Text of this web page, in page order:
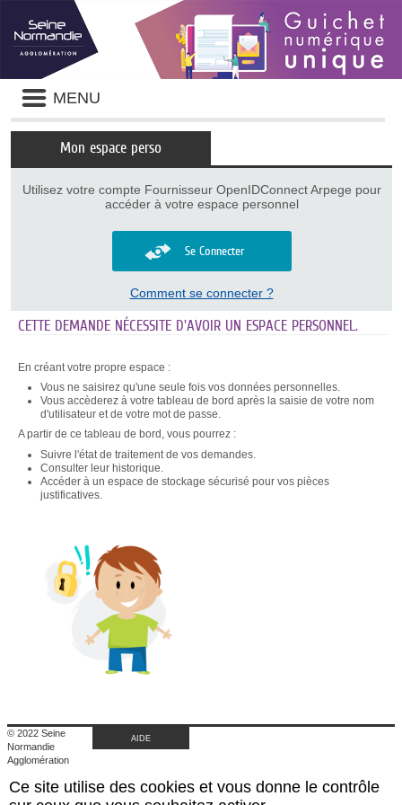
Liste
des
avertissements
MENU
Mon espace perso
Utilisez votre compte Fournisseur OpenIDConnect Arpege pour
accéder à votre espace personnel
Se Connecter
Comment se connecter ?
CETTE DEMANDE NÉCESSITE D'AVOIR UN ESPACE PERSONNEL.
En créant votre propre espace :
Vous ne saisirez qu'une seule fois vos données personnelles.
Vous accèderez à votre tableau de bord après la saisie de votre nom
d'utilisateur et de votre mot de passe.
A partir de ce tableau de bord, vous pourrez :
Suivre l'état de traitement de vos demandes.
Consulter leur historique.
Accéder à un espace de stockage sécurisé pour vos pièces
justificatives.
© 2022 Seine
Normandie
Agglomération
Retour au site de
l'agglomération
AIDE
Panneau de gestion des cookies
Ce site utilise des cookies et vous donne le contrôle